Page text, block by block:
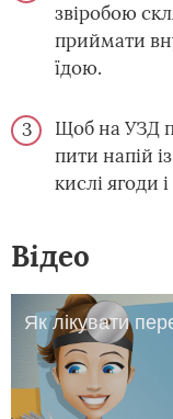
звіробою
приймати
їдою.
Щоб на УЗД
пити напій
кислі ягоди
Відео